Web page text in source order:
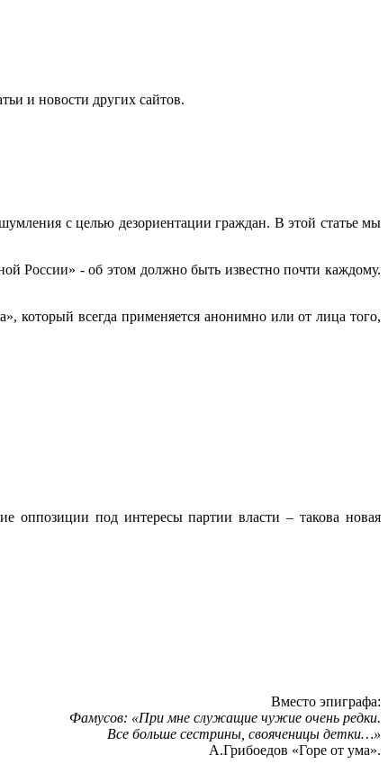
и новости других сайтов.
с целью дезориентации граждан. В этой статье мы
России» - об этом должно быть известно почти каждому.
который всегда применяется анонимно или от лица того,
оппозиции под интересы партии власти – такова новая
Вместо эпиграфа:
Фамусов: «При мне служащие чужие очень редки.
Все больше сестрины, свояченицы детки…»
А.Грибоедов «Горе от ума».